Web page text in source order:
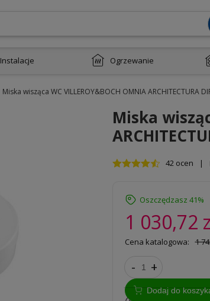
Instalacje Ogrzewanie
Miska wisząca WC VILLEROY&BOCH OMNIA ARCHITECTURA
Miska
42 ocen |
Oszczędzasz 41%
1 030,72
Cena katalogowa: 1
- +
Dodaj do